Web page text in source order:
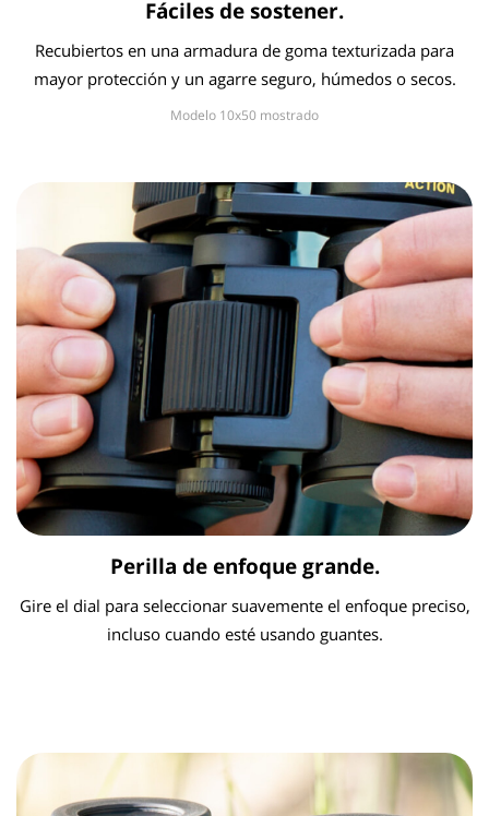
Fáciles de sostener.
Recubiertos en una armadura de goma texturizada para
mayor protección y un agarre seguro, húmedos o secos.
Modelo 10x50 mostrado
Perilla de enfoque grande.
Gire el dial para seleccionar suavemente el enfoque preciso,
incluso cuando esté usando guantes.